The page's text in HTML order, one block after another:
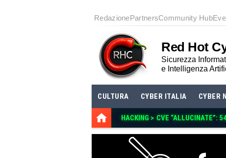
RedazionePartnersCommunity Hub
Red Hot
Sicurezza
e Intelligenza
CULTURA CYBER ITALIA CYBER
HACKING > CVE “ALLUCINATE”: